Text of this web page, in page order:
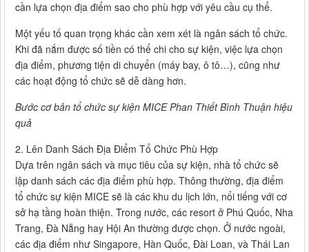
cần lựa chọn địa điểm sao cho phù hợp với yêu cầu cụ thể.
Một yếu tố quan trọng khác cần xem xét là ngân sách tổ chức.
Khi đã nắm được số tiền có thể chi cho sự kiện, việc lựa chọn
địa điểm, phương tiện di chuyển (máy bay, ô tô…), cũng như
các hoạt động tổ chức sẽ dễ dàng hơn.
Bước cơ bản tổ chức sự kiện MICE Phan Thiết Bình Thuận hiệu
quả
2. Lên Danh Sách Địa Điểm Tổ Chức Phù Hợp
Dựa trên ngân sách và mục tiêu của sự kiện, nhà tổ chức sẽ
lập danh sách các địa điểm phù hợp. Thông thường, địa điểm
tổ chức sự kiện MICE sẽ là các khu du lịch lớn, nổi tiếng với cơ
sở hạ tầng hoàn thiện. Trong nước, các resort ở Phú Quốc, Nha
Trang, Đà Nẵng hay Hội An thường được chọn. Ở nước ngoài,
các địa điểm như Singapore, Hàn Quốc, Đài Loan, và Thái Lan